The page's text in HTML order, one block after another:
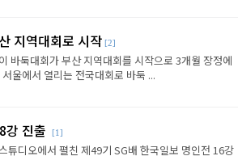
지역대회로 시작 [2]
바둑대회가 부산 지역대회를 시작으로 3개월 장정에
울에서 열리는 전국대회로 바둑 ...
강 진출 [1]
튜디오에서 펼친 제49기 SG배 한국일보 명인전 16강